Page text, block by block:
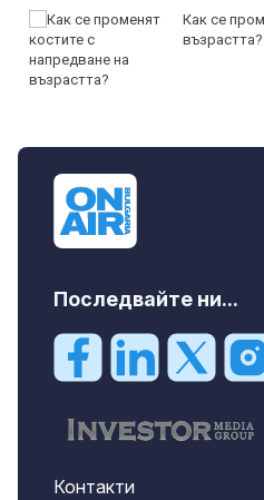
Как се
възрастта?
Последвайте ни...
Контакти